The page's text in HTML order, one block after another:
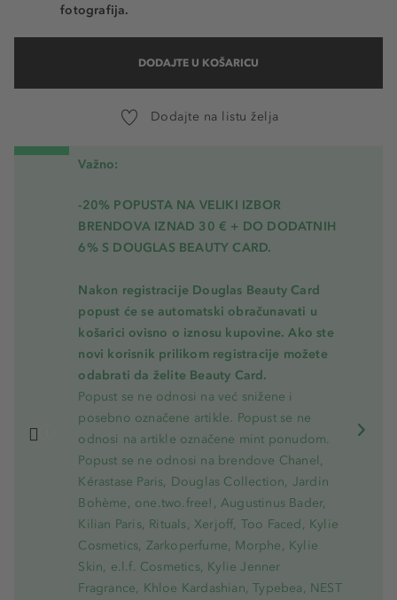
fotografija.
DODAJTE U KOŠARICU
Dodajte na listu želja
Važno:
-20% POPUSTA NA VELIKI IZBOR
BRENDOVA IZNAD 30 € + DO DODATNIH
6% S DOUGLAS BEAUTY CARD.
Nakon registracije Douglas Beauty Card
popust će se automatski obračunavati u
košarici ovisno o iznosu kupovine. Ako ste
novi korisnik prilikom registracije možete
odabrati da želite Beauty Card.
Popust se ne odnosi na već snižene i
posebno označene artikle. Popust se ne
odnosi na artikle označene mint ponudom.
Popust se ne odnosi na brendove Chanel,
Kérastase Paris, Douglas Collection, Jardin
Bohème, one.two.free!, Augustinus Bader,
Kilian Paris, Rituals, Xerjoff, Too Faced, Kylie
Cosmetics, Zarkoperfume, Morphe, Kylie
Skin, e.l.f. Cosmetics, Kylie Jenner
Fragrance, Khloe Kardashian, Typebea, NEST